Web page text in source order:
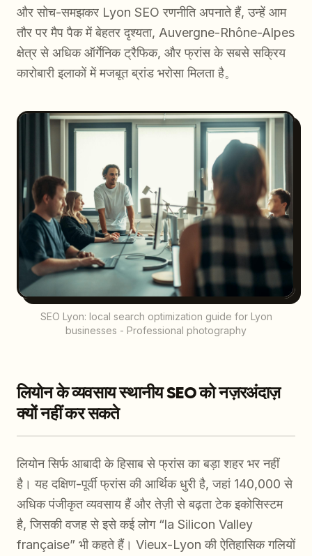
और सोच-समझकर Lyon SEO रणनीति अपनाते हैं, उन्हें आम
तौर पर मैप पैक में बेहतर दृश्यता, Auvergne-Rhône-Alpes
क्षेत्र से अधिक ऑर्गेनिक ट्रैफिक, और फ्रांस के सबसे सक्रिय
कारोबारी इलाकों में मजबूत ब्रांड भरोसा मिलता है。
SEO Lyon: local search optimization guide for Lyon
businesses - Professional photography
लियोन के व्यवसाय स्थानीय SEO को नज़रअंदाज़
क्यों नहीं कर सकते
लियोन सिर्फ आबादी के हिसाब से फ्रांस का बड़ा शहर भर नहीं
है। यह दक्षिण-पूर्वी फ्रांस की आर्थिक धुरी है, जहां 140,000 से
अधिक पंजीकृत व्यवसाय हैं और तेज़ी से बढ़ता टेक इकोसिस्टम
है, जिसकी वजह से इसे कई लोग “la Silicon Valley
française” भी कहते हैं। Vieux-Lyon की ऐतिहासिक गलियों